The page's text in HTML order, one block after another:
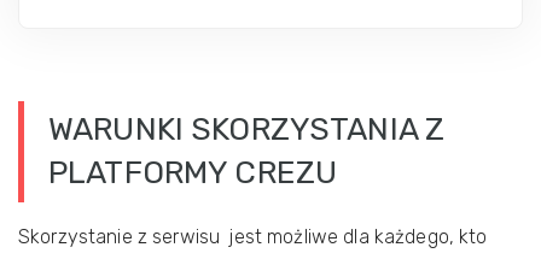
WARUNKI SKORZYSTANIA Z
PLATFORMY CREZU
Skorzystanie z serwisu jest możliwe dla każdego, kto